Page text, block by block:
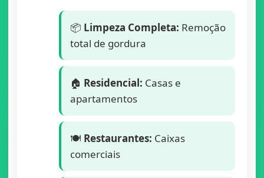
📦 Limpeza Completa: Remoção
total de gordura
🏠 Residencial: Casas e
apartamentos
🍽️ Restaurantes: Caixas
comerciais